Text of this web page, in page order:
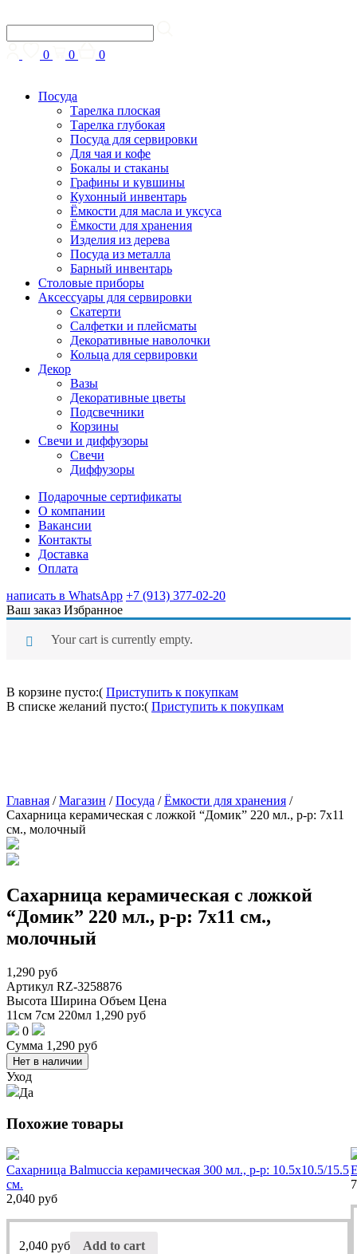
0 0 0
Посуда
Тарелка плоская
Тарелка глубокая
Посуда для сервировки
Для чая и кофе
Бокалы и стаканы
Графины и кувшины
Кухонный инвентарь
Ёмкости для масла и уксуса
Ёмкости для хранения
Изделия из дерева
Посуда из металла
Барный инвентарь
Столовые приборы
Аксессуары для сервировки
Скатерти
Cалфетки и плейсматы
Декоративные наволочки
Кольца для сервировки
Декор
Вазы
Декоративные цветы
Подсвечники
Корзины
Свечи и диффузоры
Свечи
Диффузоры
Подарочные сертификаты
О компании
Вакансии
Контакты
Доставка
Оплата
написать в WhatsApp +7 (913) 377-02-20
Ваш заказ Избранное
Your cart is currently empty.
В корзине пусто:( Приступить к покупкам
В списке желаний пусто:( Приступить к покупкам
Главная /Магазин /Посуда /Ёмкости для хранения /
Сахарница керамическая с ложкой “Домик” 220 мл., р-р: 7х11
см., молочный
Сахарница керамическая с ложкой
“Домик” 220 мл., р-р: 7х11 см.,
молочный
1,290 руб
Артикул RZ-3258876
Высота Ширина Объем Цена
11см 7см 220мл 1,290 руб
0
Сумма 1,290 руб
Нет в наличии
Уход
Да
Похожие товары
Сахарница Balmuccia керамическая 300 мл., р-р: 10.5х10.5/15.5
см.
2,040 руб
2,040 руб Add to cart